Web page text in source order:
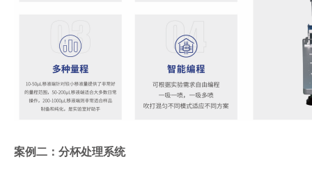
案例二：分杯处理系统